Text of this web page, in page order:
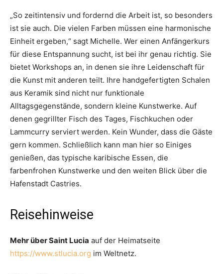
„So zeitintensiv und fordernd die Arbeit ist, so besonders
ist sie auch. Die vielen Farben müssen eine harmonische
Einheit ergeben,“ sagt Michelle. Wer einen Anfängerkurs
für diese Entspannung sucht, ist bei ihr genau richtig. Sie
bietet Workshops an, in denen sie ihre Leidenschaft für
die Kunst mit anderen teilt. Ihre handgefertigten Schalen
aus Keramik sind nicht nur funktionale
Alltagsgegenstände, sondern kleine Kunstwerke. Auf
denen gegrillter Fisch des Tages, Fischkuchen oder
Lammcurry serviert werden. Kein Wunder, dass die Gäste
gern kommen. Schließlich kann man hier so Einiges
genießen, das typische karibische Essen, die
farbenfrohen Kunstwerke und den weiten Blick über die
Hafenstadt Castries.
Reisehinweise
Mehr über Saint Lucia auf der Heimatseite
https://www.stlucia.org im Weltnetz.